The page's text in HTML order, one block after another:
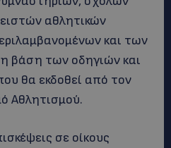
αθλητικών
και των
βάση των οδηγιών και
θα εκδοθεί από τον
Αθλητισμού.
σε οίκους